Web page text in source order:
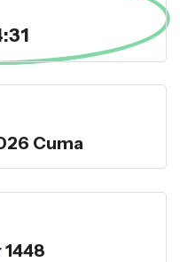
Cuma
1448